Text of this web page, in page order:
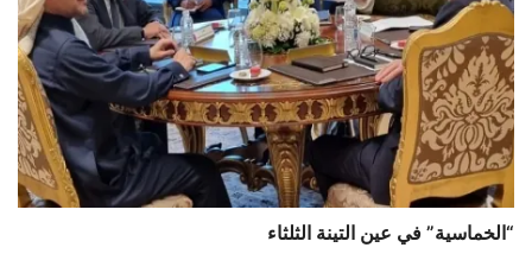
“الخماسية” في عين التينة الثلثاء